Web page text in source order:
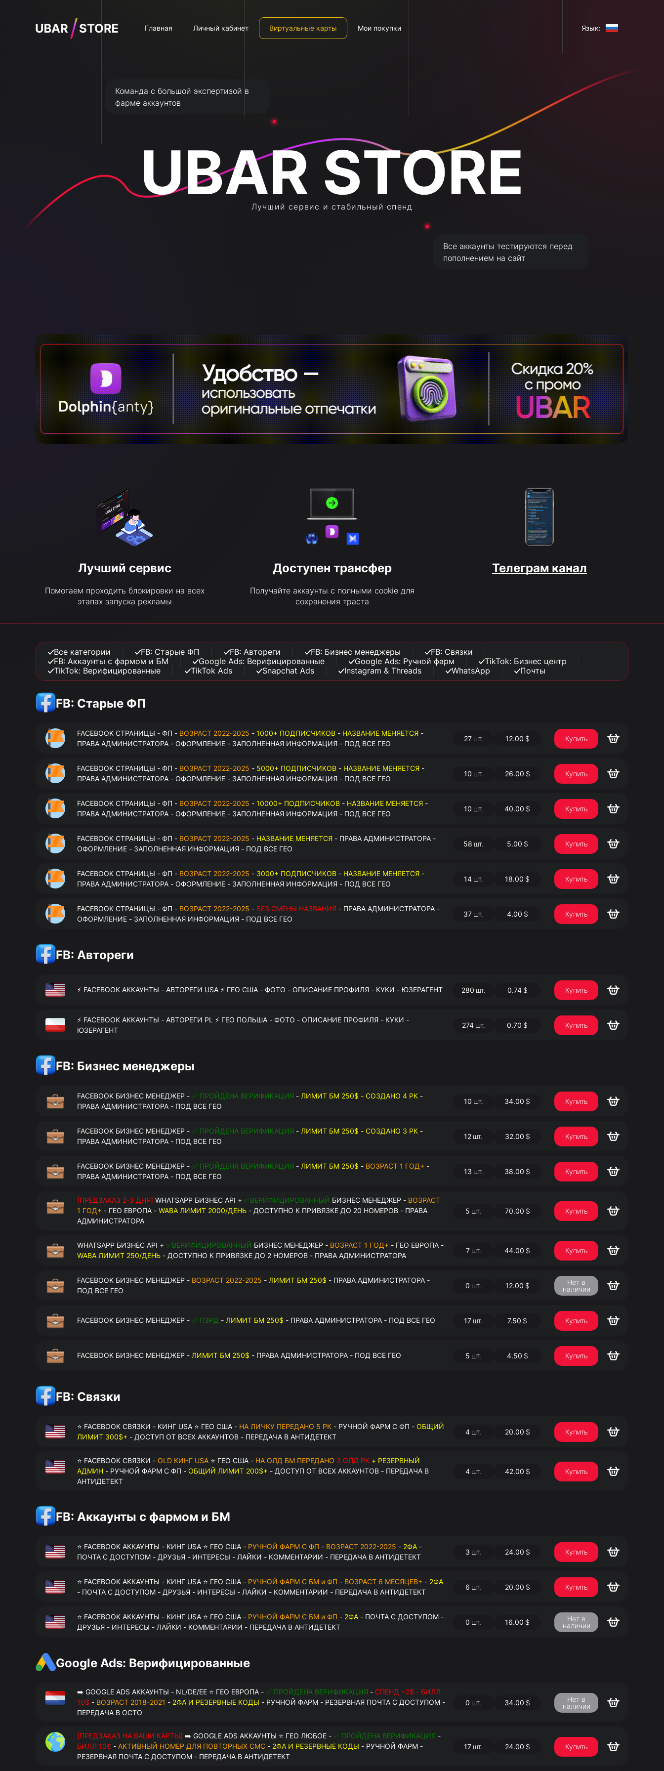
Главная Личный кабинет Виртуальные карты Мои покупки Язык:
Команда с большой экспертизой в
фарме аккаунтов
Все аккаунты тестируются перед
пополнением на сайт
Лучший сервис и стабильный спенд
Лучший сервис
Помогаем проходить блокировки на всех
этапах запуска рекламы
Доступен трансфер
Получайте аккаунты с полными cookie для
сохранения траста
Телеграм канал
Все категории FB: Старые ФП FB: Автореги FB: Бизнес менеджеры
FB: Связки
FB: Аккаунты с фармом и БМ
Google Ads: Верифицированные Google Ads: Ручной фарм
TikTok: Бизнес центр
TikTok: Верифицированные
TikTok Ads Snapchat Ads Instagram & Threads WhatsApp Почты
FB: Старые ФП
FACEBOOK СТРАНИЦЫ - ФП - ВОЗРАСТ 2022-2025 - 1000+ ПОДПИСЧИКОВ - НАЗВАНИЕ МЕНЯЕТСЯ -
ПРАВА АДМИНИСТРАТОРА - ОФОРМЛЕНИЕ - ЗАПОЛНЕННАЯ ИНФОРМАЦИЯ - ПОД ВСЕ ГЕО
27 шт. 12.00 $ Купить
FACEBOOK СТРАНИЦЫ - ФП - ВОЗРАСТ 2022-2025 - 5000+ ПОДПИСЧИКОВ - НАЗВАНИЕ МЕНЯЕТСЯ -
ПРАВА АДМИНИСТРАТОРА - ОФОРМЛЕНИЕ - ЗАПОЛНЕННАЯ ИНФОРМАЦИЯ - ПОД ВСЕ ГЕО
10 шт. 26.00 $ Купить
FACEBOOK СТРАНИЦЫ - ФП - ВОЗРАСТ 2022-2025 - 10000+ ПОДПИСЧИКОВ - НАЗВАНИЕ МЕНЯЕТСЯ -
ПРАВА АДМИНИСТРАТОРА - ОФОРМЛЕНИЕ - ЗАПОЛНЕННАЯ ИНФОРМАЦИЯ - ПОД ВСЕ ГЕО
10 шт. 40.00 $ Купить
FACEBOOK СТРАНИЦЫ - ФП - ВОЗРАСТ 2022-2025 - НАЗВАНИЕ МЕНЯЕТСЯ - ПРАВА АДМИНИСТРАТОРА -
ОФОРМЛЕНИЕ - ЗАПОЛНЕННАЯ ИНФОРМАЦИЯ - ПОД ВСЕ ГЕО
58 шт. 5.00 $ Купить
FACEBOOK СТРАНИЦЫ - ФП - ВОЗРАСТ 2022-2025 - 3000+ ПОДПИСЧИКОВ - НАЗВАНИЕ МЕНЯЕТСЯ -
ПРАВА АДМИНИСТРАТОРА - ОФОРМЛЕНИЕ - ЗАПОЛНЕННАЯ ИНФОРМАЦИЯ - ПОД ВСЕ ГЕО
14 шт. 18.00 $ Купить
FACEBOOK СТРАНИЦЫ - ФП - ВОЗРАСТ 2022-2025 - БЕЗ СМЕНЫ НАЗВАНИЯ - ПРАВА АДМИНИСТРАТОРА -
ОФОРМЛЕНИЕ - ЗАПОЛНЕННАЯ ИНФОРМАЦИЯ - ПОД ВСЕ ГЕО
37 шт. 4.00 $ Купить
FB: Автореги
⚡️ FACEBOOK АККАУНТЫ - АВТОРЕГИ USA ⚡️ ГЕО США - ФОТО - ОПИСАНИЕ ПРОФИЛЯ - КУКИ - ЮЗЕРАГЕНТ 280 шт. 0.74 $ Купить
⚡️ FACEBOOK АККАУНТЫ - АВТОРЕГИ PL ⚡️ ГЕО ПОЛЬША - ФОТО - ОПИСАНИЕ ПРОФИЛЯ - КУКИ -
ЮЗЕРАГЕНТ
274 шт. 0.70 $ Купить
FB: Бизнес менеджеры
FACEBOOK БИЗНЕС МЕНЕДЖЕР - ✅ ПРОЙДЕНА ВЕРИФИКАЦИЯ - ЛИМИТ БМ 250$ - СОЗДАНО 4 РК -
ПРАВА АДМИНИСТРАТОРА - ПОД ВСЕ ГЕО
10 шт. 34.00 $ Купить
FACEBOOK БИЗНЕС МЕНЕДЖЕР - ✅ ПРОЙДЕНА ВЕРИФИКАЦИЯ - ЛИМИТ БМ 250$ - СОЗДАНО 3 РК -
ПРАВА АДМИНИСТРАТОРА - ПОД ВСЕ ГЕО
12 шт. 32.00 $ Купить
FACEBOOK БИЗНЕС МЕНЕДЖЕР - ✅ ПРОЙДЕНА ВЕРИФИКАЦИЯ - ЛИМИТ БМ 250$ - ВОЗРАСТ 1 ГОД+ -
ПРАВА АДМИНИСТРАТОРА - ПОД ВСЕ ГЕО
13 шт. 38.00 $ Купить
[ПРЕДЗАКАЗ 2-3 ДНЯ] WHATSAPP БИЗНЕС API + ✅ВЕРИФИЦИРОВАННЫЙ БИЗНЕС МЕНЕДЖЕР - ВОЗРАСТ
1 ГОД+ - ГЕО ЕВРОПА - WABA ЛИМИТ 2000/ДЕНЬ - ДОСТУПНО К ПРИВЯЗКЕ ДО 20 НОМЕРОВ - ПРАВА
АДМИНИСТРАТОРА
5 шт. 70.00 $ Купить
WHATSAPP БИЗНЕС API + ✅ВЕРИФИЦИРОВАННЫЙ БИЗНЕС МЕНЕДЖЕР - ВОЗРАСТ 1 ГОД+ - ГЕО ЕВРОПА -
WABA ЛИМИТ 250/ДЕНЬ - ДОСТУПНО К ПРИВЯЗКЕ ДО 2 НОМЕРОВ - ПРАВА АДМИНИСТРАТОРА
7 шт. 44.00 $ Купить
FACEBOOK БИЗНЕС МЕНЕДЖЕР - ВОЗРАСТ 2022-2025 - ЛИМИТ БМ 250$ - ПРАВА АДМИНИСТРАТОРА -
ПОД ВСЕ ГЕО
0 шт. 12.00 $
Нет в
наличии
FACEBOOK БИЗНЕС МЕНЕДЖЕР - ✅ ПЗРД - ЛИМИТ БМ 250$ - ПРАВА АДМИНИСТРАТОРА - ПОД ВСЕ ГЕО 17 шт. 7.50 $ Купить
FACEBOOK БИЗНЕС МЕНЕДЖЕР - ЛИМИТ БМ 250$ - ПРАВА АДМИНИСТРАТОРА - ПОД ВСЕ ГЕО 5 шт. 4.50 $ Купить
FB: Связки
⭐ FACEBOOK СВЯЗКИ - КИНГ USA ⭐ ГЕО США - НА ЛИЧКУ ПЕРЕДАНО 5 РК - РУЧНОЙ ФАРМ С ФП - ОБЩИЙ
ЛИМИТ 300$+ - ДОСТУП ОТ ВСЕХ АККАУНТОВ - ПЕРЕДАЧА В АНТИДЕТЕКТ
4 шт. 20.00 $ Купить
⭐ FACEBOOK СВЯЗКИ - OLD КИНГ USA ⭐ ГЕО США - НА ОЛД БМ ПЕРЕДАНО 3 ОЛД РК + РЕЗЕРВНЫЙ
АДМИН - РУЧНОЙ ФАРМ С ФП - ОБЩИЙ ЛИМИТ 200$+ - ДОСТУП ОТ ВСЕХ АККАУНТОВ - ПЕРЕДАЧА В
АНТИДЕТЕКТ
4 шт. 42.00 $ Купить
FB: Аккаунты с фармом и БМ
⭐ FACEBOOK АККАУНТЫ - КИНГ USA ⭐ ГЕО США - РУЧНОЙ ФАРМ С ФП - ВОЗРАСТ 2022-2025 - 2ФА -
ПОЧТА С ДОСТУПОМ - ДРУЗЬЯ - ИНТЕРЕСЫ - ЛАЙКИ - КОММЕНТАРИИ - ПЕРЕДАЧА В АНТИДЕТЕКТ
3 шт. 24.00 $ Купить
⭐ FACEBOOK АККАУНТЫ - КИНГ USA ⭐ ГЕО США - РУЧНОЙ ФАРМ С БМ и ФП - ВОЗРАСТ 6 МЕСЯЦЕВ+ - 2ФА
- ПОЧТА С ДОСТУПОМ - ДРУЗЬЯ - ИНТЕРЕСЫ - ЛАЙКИ - КОММЕНТАРИИ - ПЕРЕДАЧА В АНТИДЕТЕКТ
6 шт. 20.00 $ Купить
⭐ FACEBOOK АККАУНТЫ - КИНГ USA ⭐ ГЕО США - РУЧНОЙ ФАРМ С БМ и ФП - 2ФА - ПОЧТА С ДОСТУПОМ -
ДРУЗЬЯ - ИНТЕРЕСЫ - ЛАЙКИ - КОММЕНТАРИИ - ПЕРЕДАЧА В АНТИДЕТЕКТ
0 шт. 16.00 $
Нет в
наличии
Google Ads: Верифицированные
➡️ GOOGLE ADS АККАУНТЫ - NL/DE/EE ⭐ ГЕО ЕВРОПА - ✅ ПРОЙДЕНА ВЕРИФИКАЦИЯ - СПЕНД ~2$ - БИЛЛ
10$ - ВОЗРАСТ 2018-2021 - 2ФА И РЕЗЕРВНЫЕ КОДЫ - РУЧНОЙ ФАРМ - РЕЗЕРВНАЯ ПОЧТА С ДОСТУПОМ -
ПЕРЕДАЧА В OCTO
0 шт. 34.00 $
Нет в
наличии
[ПРЕДЗАКАЗ НА ВАШИ КАРТЫ] ➡️ GOOGLE ADS АККАУНТЫ ⭐ ГЕО ЛЮБОЕ - ✅ ПРОЙДЕНА ВЕРИФИКАЦИЯ -
БИЛЛ 10€ - АКТИВНЫЙ НОМЕР ДЛЯ ПОВТОРНЫХ СМС - 2ФА И РЕЗЕРВНЫЕ КОДЫ - РУЧНОЙ ФАРМ -
РЕЗЕРВНАЯ ПОЧТА С ДОСТУПОМ - ПЕРЕДАЧА В АНТИДЕТЕКТ
17 шт. 24.00 $ Купить
$